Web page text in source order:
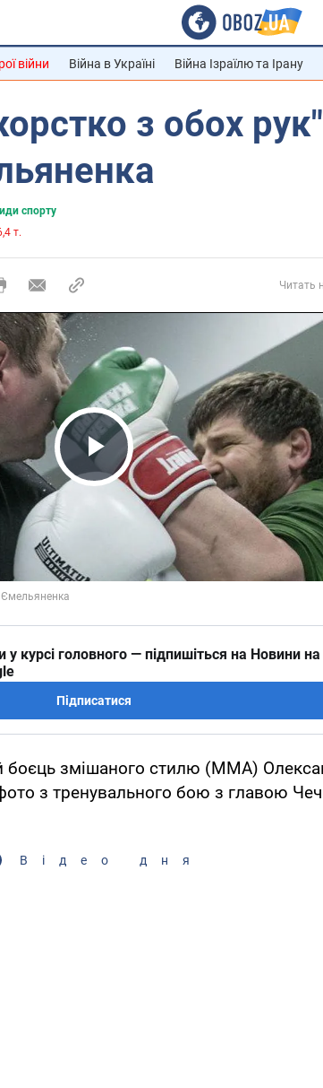
війни Війна в Україні Війна Ізраїлю та Ірану
з обох рук"
спорту
т.
Читать
Play Video
курсі головного — підпишіться на Новини на
Підписатися
боєць змішаного стилю (ММА)
з тренувального бою з главою
Відео дня